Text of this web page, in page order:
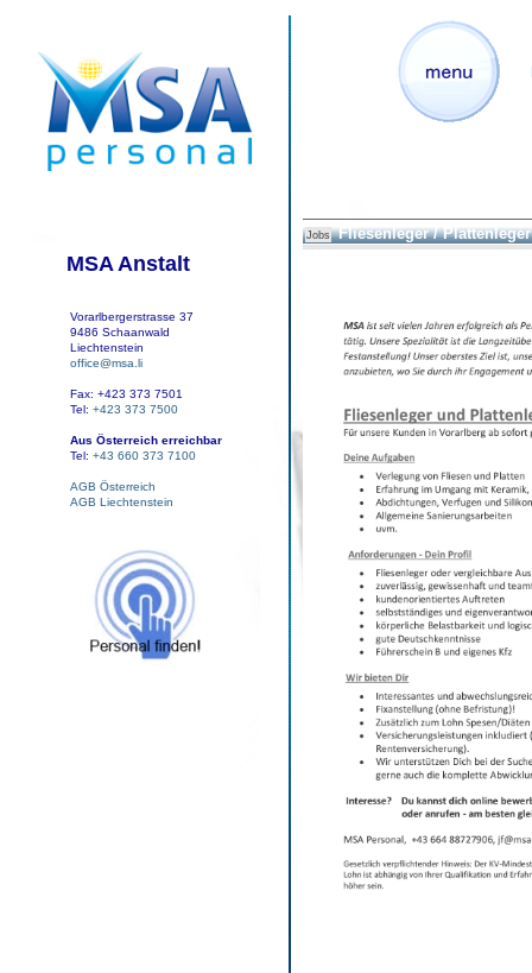
MSA Anstalt
Vorarlbergerstrasse 37
9486 Schaanwald
Liechtenstein
office@msa.li
Fax: +423 373 7501
Tel: +423 373 7500
Aus Österreich erreichbar
Tel: +43 660 373 7100
AGB Österreich
AGB Liechtenstein
Jobs Fliesenleger / Plattenleger